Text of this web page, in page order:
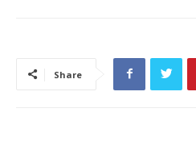
Share